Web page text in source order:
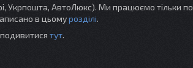
Укрпошта, АвтоЛюкс). Ми працюємо тільки по
в цьомурозділі.
тут.